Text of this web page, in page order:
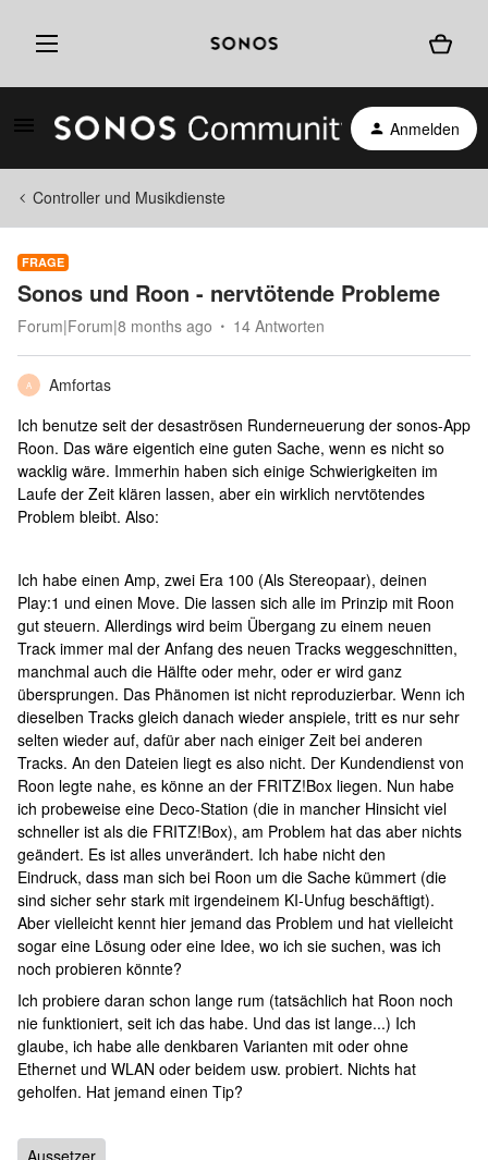
Anmelden
Controller und Musikdienste
FRAGE
Sonos und Roon - nervtötende Probleme
Forum|Forum|8 months ago 14 Antworten
A
Amfortas
Ich benutze seit der desaströsen Runderneuerung der sonos-App
Roon. Das wäre eigentich eine guten Sache, wenn es nicht so
wacklig wäre. Immerhin haben sich einige Schwierigkeiten im
Laufe der Zeit klären lassen, aber ein wirklich nervtötendes
Problem bleibt. Also:
Ich habe einen Amp, zwei Era 100 (Als Stereopaar), deinen
Play:1 und einen Move. Die lassen sich alle im Prinzip mit Roon
gut steuern. Allerdings wird beim Übergang zu einem neuen
Track immer mal der Anfang des neuen Tracks weggeschnitten,
manchmal auch die Hälfte oder mehr, oder er wird ganz
übersprungen. Das Phänomen ist nicht reproduzierbar. Wenn ich
dieselben Tracks gleich danach wieder anspiele, tritt es nur sehr
selten wieder auf, dafür aber nach einiger Zeit bei anderen
Tracks. An den Dateien liegt es also nicht. Der Kundendienst von
Roon legte nahe, es könne an der FRITZ!Box liegen. Nun habe
ich probeweise eine Deco-Station (die in mancher Hinsicht viel
schneller ist als die FRITZ!Box), am Problem hat das aber nichts
geändert. Es ist alles unverändert. Ich habe nicht den
Eindruck, dass man sich bei Roon um die Sache kümmert (die
sind sicher sehr stark mit irgendeinem KI-Unfug beschäftigt).
Aber vielleicht kennt hier jemand das Problem und hat vielleicht
sogar eine Lösung oder eine Idee, wo ich sie suchen, was ich
noch probieren könnte?
Ich probiere daran schon lange rum (tatsächlich hat Roon noch
nie funktioniert, seit ich das habe. Und das ist lange...) Ich
glaube, ich habe alle denkbaren Varianten mit oder ohne
Ethernet und WLAN oder beidem usw. probiert. Nichts hat
geholfen. Hat jemand einen Tip?
Aussetzer